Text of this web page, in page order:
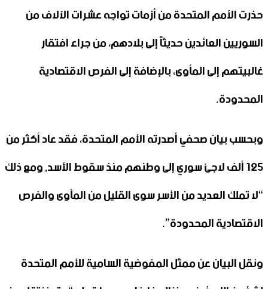
حذرت الأمم المتحدة من أزمات تواجه عشرات الآلاف من
السوريين العائدين حديثاً إلى بلادهم، من جراء افتقار
غالبيتهم إلى المأوى، بالإضافة إلى الفرص الاقتصادية
المحدودة.
وبحسب بيان صحفي أصدرته الأمم المتحدة، فقد عاد أكثر من
125 ألف لاجئ سوري إلى وطنهم منذ سقوط الأسد, ومع ذلك
“لا تملك العديد من الأسر سوى القليل من المأوى والفرص
الاقتصادية المحدودة”.
ونقل البيان عن ممثل المفوضية السامية للأمم المتحدة